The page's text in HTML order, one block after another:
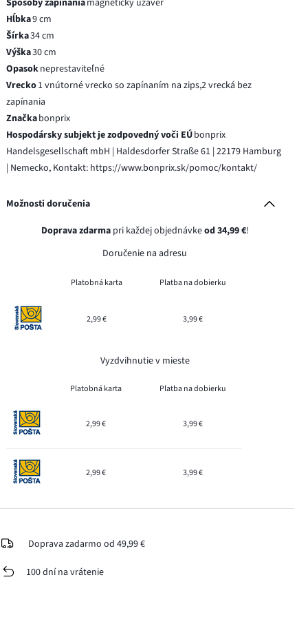
Hĺbka9 cm
Šírka34 cm
Výška30 cm
Opasokneprestaviteľné
Vrecko1 vnútorné vrecko so zapínaním na zips,2 vrecká bez
zapínania
Značkabonprix
Hospodársky subjekt je zodpovedný voči EÚbonprix
Handelsgesellschaft mbH | Haldesdorfer Straße 61 | 22179 Hamburg
| Nemecko, Kontakt: https://www.bonprix.sk/pomoc/kontakt/
Možnosti doručenia
Doprava zdarmapri každej objednávkeod 34,99 €!
Doručenie na adresu
Platobná karta Platba na dobierku
2,99 € 3,99 €
Vyzdvihnutie v mieste
Platobná karta Platba na dobierku
2,99 € 3,99 €
2,99 € 3,99 €
Doprava zadarmo od 49,99 €
100 dní na vrátenie